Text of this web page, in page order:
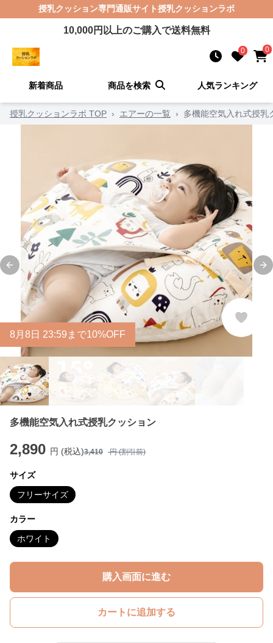
授乳クッション専門通販サイト授乳クッションラボ
10,000円以上のご購入で送料無料
0 0
新着商品 商品を検索 人気ランキング
授乳クッションラボ TOP › エアーの一覧 › 多機能空気入れ式授乳
Previous slide
8 月 8 日 23:59まで10%OFF
多機能空気入れ式授乳クッション
2,890 円 (税込)3,410 円 (割引前)
サイズ
フリーサイズ
カラー
ホワイト
購入画面に進む
カートに追加する